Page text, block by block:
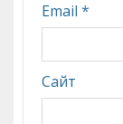
Email *
Сайт